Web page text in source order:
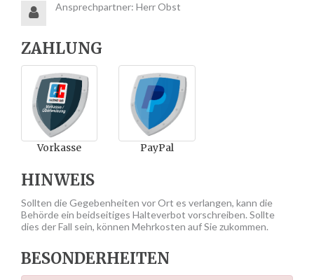
Ansprechpartner: Herr Obst
ZAHLUNG
Vorkasse PayPal
HINWEIS
Sollten die Gegebenheiten vor Ort es verlangen, kann die
Behörde ein beidseitiges Halteverbot vorschreiben. Sollte
dies der Fall sein, können Mehrkosten auf Sie zukommen.
BESONDERHEITEN